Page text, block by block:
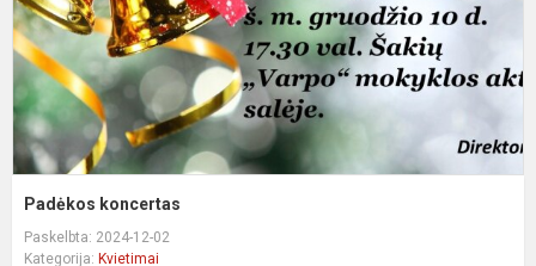
Padėkos koncertas
Paskelbta: 2024-12-02
Kategorija: Kvietimai